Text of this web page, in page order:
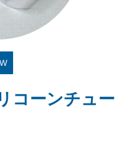
コーンチュー